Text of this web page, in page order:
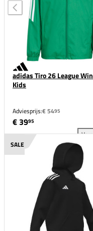
adidas Tiro 26 League
Kids
Adviesprijs:€ 5495
€ 3995
SALE